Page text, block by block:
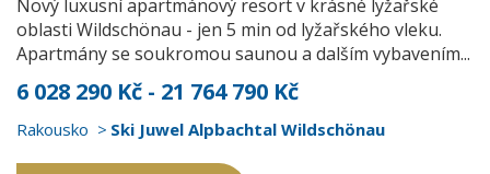
Nový luxusní apartmánový resort v krásné lyžařské
oblasti Wildschönau - jen 5 min od lyžařského vleku.
Apartmány se soukromou saunou a dalším vybavením...
6 028 290 Kč - 21 764 790 Kč
Rakousko Ski Juwel Alpbachtal Wildschönau